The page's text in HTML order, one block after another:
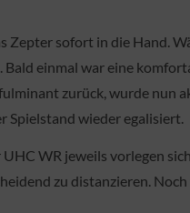
Zepter sofort in die Hand.
einmal war eine
zurück, wurde
Spielstand wieder egalisiert.
WR jeweils vorlegen
zu distanzieren.